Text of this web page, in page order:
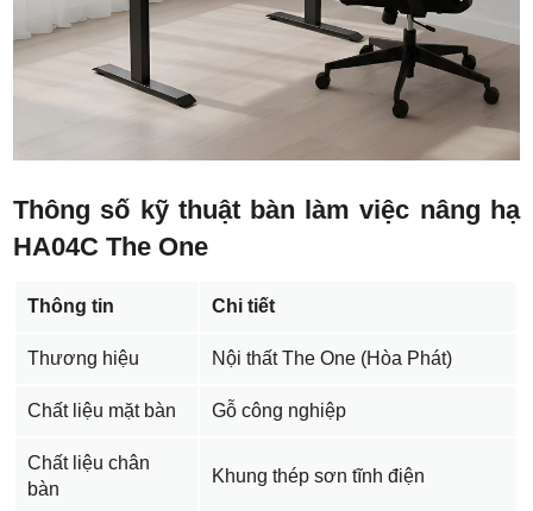
Thông số kỹ thuật bàn làm việc nâng hạ
HA04C The One
Thông tin Chi tiết
Thương hiệu Nội thất The One (Hòa Phát)
Chất liệu mặt bàn Gỗ công nghiệp
Chất liệu chân
bàn
Khung thép sơn tĩnh điện